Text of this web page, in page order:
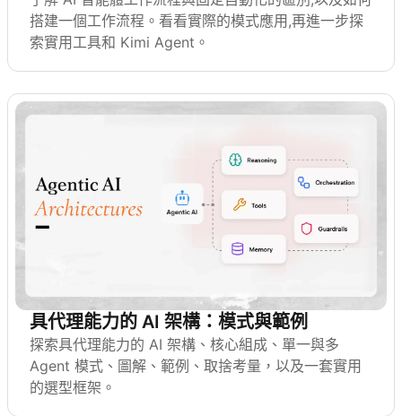
搭建一個工作流程。看看實際的模式應用,再進一步探
索實用工具和 Kimi Agent。
具代理能力的 AI 架構：模式與範例
探索具代理能力的 AI 架構、核心組成、單一與多
Agent 模式、圖解、範例、取捨考量，以及一套實用
的選型框架。